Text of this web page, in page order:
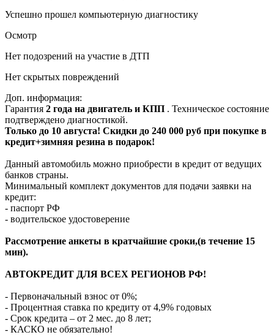
Успешно прошел компьютерную диагностику
Осмотр
Нет подозрений на участие в ДТП
Нет скрытых повреждений
Доп. информация:
Гарантия 2 года на двигатель и КПП . Техническое состояние
подтверждено диагностикой.
Только до 10 августа! Скидки до 240 000 руб при покупке в
кредит+зимняя резина в подарок!
Данный автомобиль можно приобрести в кредит от ведущих
банков страны.
Минимальный комплект документов для подачи заявки на
кредит:
- паспорт РФ
- водительское удостоверение
Рассмотрение анкеты в кратчайшие сроки,(в течение 15
мин).
АВТОКРЕДИТ ДЛЯ ВСЕХ РЕГИОНОВ РФ!
- Первоначальный взнос от 0%;
- Процентная ставка по кредиту от 4,9% годовых
- Срок кредита – от 2 мес. до 8 лет;
- КАСКО не обязательно!